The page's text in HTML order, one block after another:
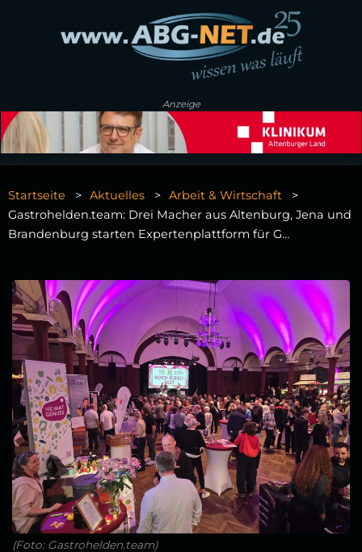
Anzeige
Startseite Aktuelles
Arbeit & Wirtschaft
Gastrohelden.team: Drei Macher aus Altenburg, Jena und
Brandenburg starten Expertenplattform für G…
(Foto: Gastrohelden.team)